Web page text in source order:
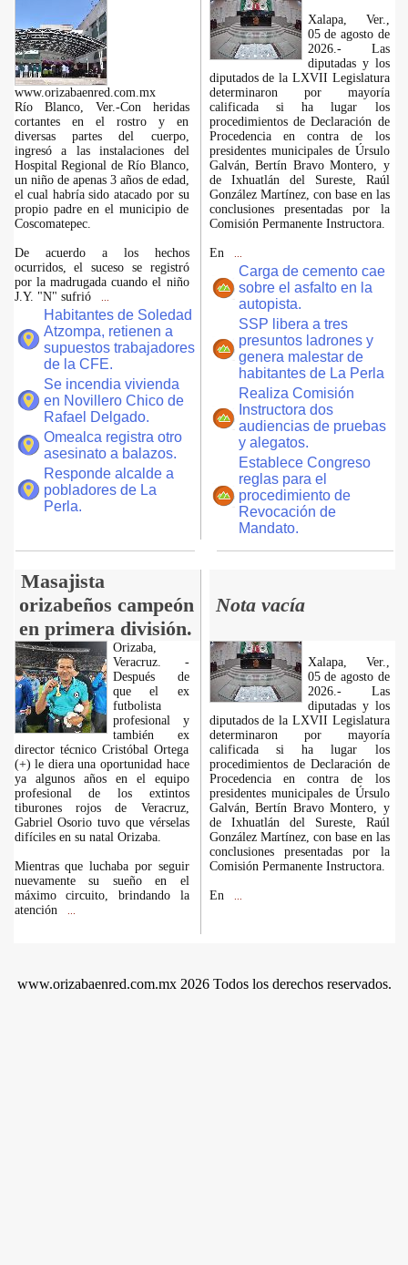
www.orizabaenred.com.mx
Río Blanco, Ver.-Con heridas
cortantes en el rostro y en
diversas partes del cuerpo,
ingresó a las instalaciones del
Hospital Regional de Río Blanco,
un niño de apenas 3 años de edad,
el cual habría sido atacado por su
propio padre en el municipio de
Coscomatepec.
De acuerdo a los hechos
ocurridos, el suceso se registró
por la madrugada cuando el niño
J.Y. "N" sufrió
Habitantes de Soledad
Atzompa, retienen a
supuestos trabajadores
de la CFE.
Se incendia vivienda
en Novillero Chico de
Rafael Delgado.
Omealca registra otro
asesinato a balazos.
Responde alcalde a
pobladores de La
Perla.
Xalapa, Ver.,
05 de agosto de
2026.- Las
diputadas y los
diputados de la LXVII Legislatura
determinaron por mayoría
calificada si ha lugar los
procedimientos de Declaración de
Procedencia en contra de los
presidentes municipales de Úrsulo
Galván, Bertín Bravo Montero, y
de Ixhuatlán del Sureste, Raúl
González Martínez, con base en las
conclusiones presentadas por la
Comisión Permanente Instructora.
En
Carga de cemento cae
sobre el asfalto en la
autopista.
SSP libera a tres
presuntos ladrones y
genera malestar de
habitantes de La Perla
Realiza Comisión
Instructora dos
audiencias de pruebas
y alegatos.
Establece Congreso
reglas para el
procedimiento de
Revocación de
Mandato.
Masajista
orizabeños campeón
en primera división.
Nota vacía
Orizaba,
Veracruz. -
Después de
que el ex
futbolista
profesional y
también ex
director técnico Cristóbal Ortega
(+) le diera una oportunidad hace
ya algunos años en el equipo
profesional de los extintos
tiburones rojos de Veracruz,
Gabriel Osorio tuvo que vérselas
difíciles en su natal Orizaba.
Mientras que luchaba por seguir
nuevamente su sueño en el
máximo circuito, brindando la
atención
Xalapa, Ver.,
05 de agosto de
2026.- Las
diputadas y los
diputados de la LXVII Legislatura
determinaron por mayoría
calificada si ha lugar los
procedimientos de Declaración de
Procedencia en contra de los
presidentes municipales de Úrsulo
Galván, Bertín Bravo Montero, y
de Ixhuatlán del Sureste, Raúl
González Martínez, con base en las
conclusiones presentadas por la
Comisión Permanente Instructora.
En
www.orizabaenred.com.mx 2026 Todos los derechos reservados.